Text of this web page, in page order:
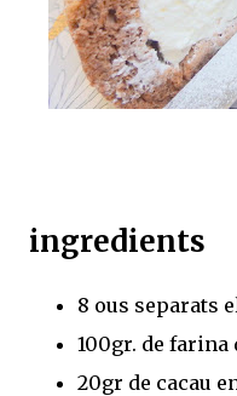
ingredients
8 ous separats
100gr. de farina
20gr de cacau